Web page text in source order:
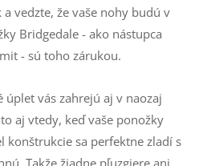
vedzte, že vaše nohy budú v
Bridgedale - ako nástupca
- sú toho zárukou.
vás zahrejú aj v naozaj
aj vtedy, keď vaše ponožky
konštrukcie sa perfektne zladí s
Takže žiadne pľuzgiere ani